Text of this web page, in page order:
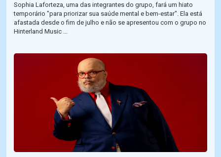
Sophia Laforteza, uma das integrantes do grupo, fará um hiato
temporário "para priorizar sua saúde mental e bem-estar". Ela está
afastada desde o fim de julho e não se apresentou com o grupo no
Hinterland Music ...